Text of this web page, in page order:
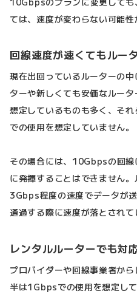
ては、速度が変わらない可能性
回線速度が速くてもルー
現在出回っているルーターの
ターや新しくても安価なルー
想定しているものも多く、そ
での使用を想定していません。
その場合には、10Gbpsの回
に発揮することはできません
3Gbps程度の速度でデータが
通過する際に速度が落とされて
レンタルルーターでも対
プロバイダーや回線事業者か
半は1Gbpsでの使用を想定し